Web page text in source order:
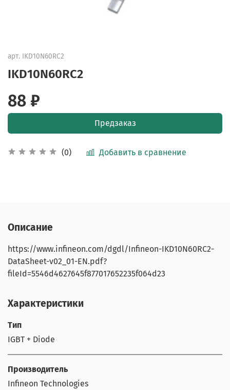
арт. IKD10N60RC2
IKD10N60RC2
(0) Добавить в сравнение
88 ₽
Предзаказ
Описание
https://www.infineon.com/dgdl/Infineon-IKD10N60RC2-
DataSheet-v02_01-EN.pdf?
fileId=5546d4627645f877017652235f064d23
Характеристики
Тип
IGBT + Diode
Производитель
Infineon Technologies